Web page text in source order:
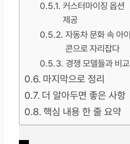
커스터마이징 옵션
제공
자동차 문화 속 아이
콘으로 자리잡다
경쟁 모델들과 비교
마지막으로 정리
더 알아두면 좋은 사항
핵심 내용 한 줄 요약